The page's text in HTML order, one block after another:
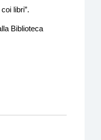
libri”.
Biblioteca